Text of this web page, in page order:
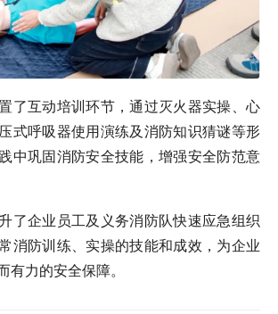
了互动培训环节，通过灭火器实操、心
式呼吸器使用演练及消防知识猜谜等形
中巩固消防安全技能，增强安全防范意
了企业员工及义务消防队快速应急组织
消防训练、实操的技能和成效，为企业
力的安全保障。